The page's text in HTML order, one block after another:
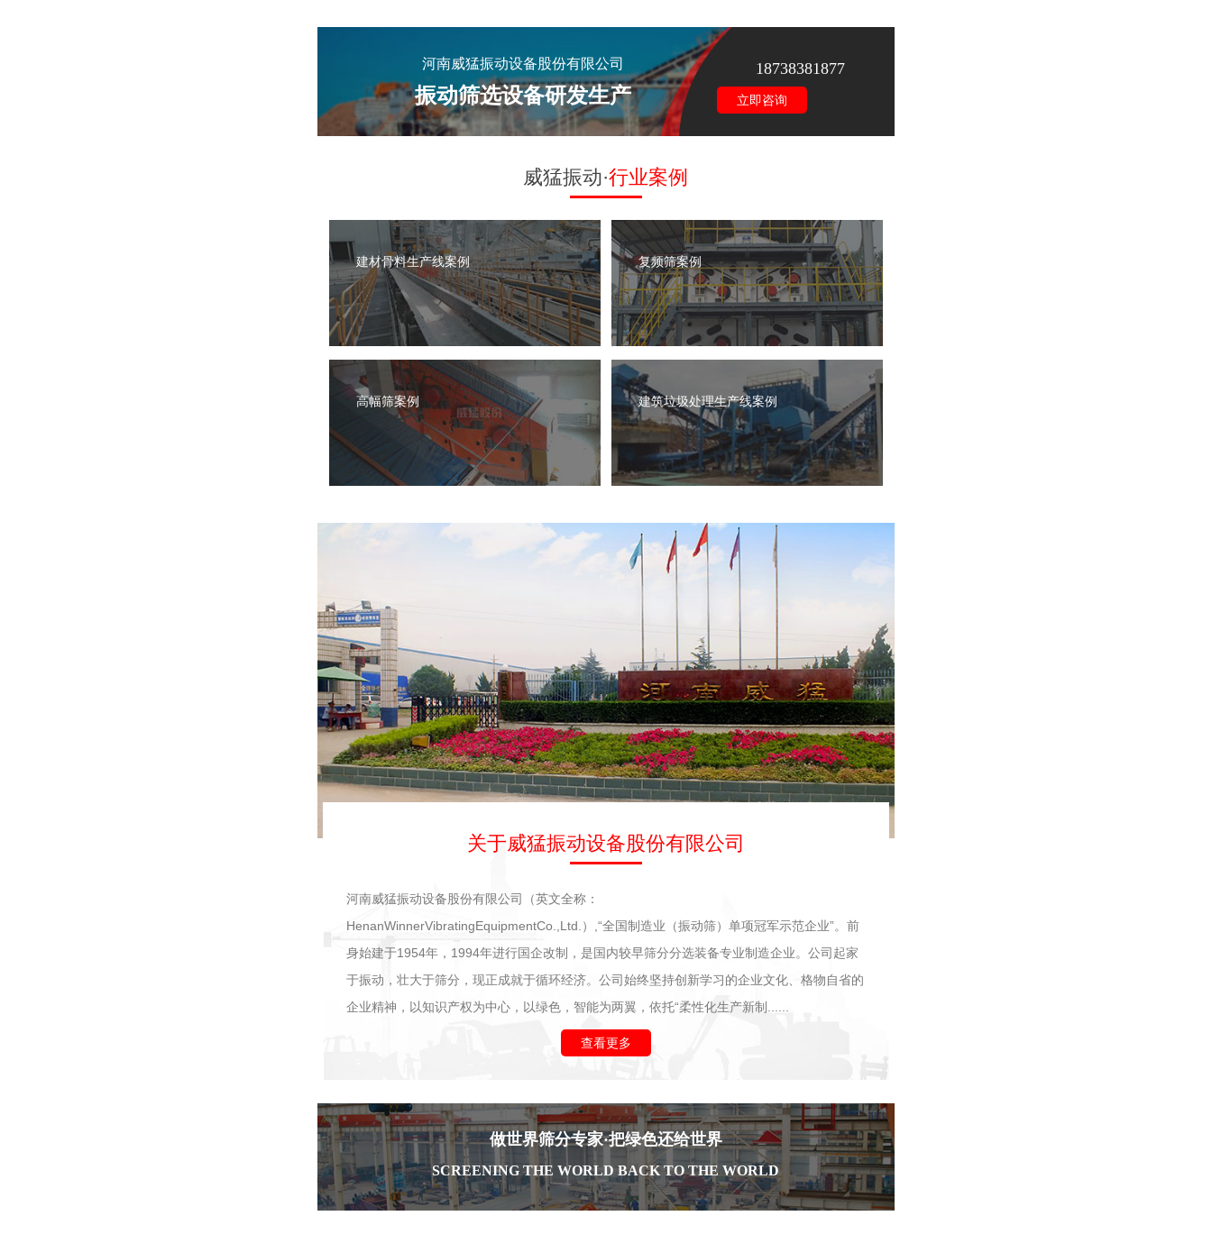
河南威猛振动设备股份有限公司
振动筛选设备研发生产
18738381877
立即咨询
威猛振动·行业案例
建材骨料生产线案例 复频筛案例
高幅筛案例 建筑垃圾处理生产线案例
关于威猛振动设备股份有限公司
河南威猛振动设备股份有限公司（英文全称：
HenanWinnerVibratingEquipmentCo.,Ltd.）,“全国制造业（振动筛）单项冠军示范企业”。前
身始建于1954年，1994年进行国企改制，是国内较早筛分分选装备专业制造企业。公司起家
于振动，壮大于筛分，现正成就于循环经济。公司始终坚持创新学习的企业文化、格物自省的
企业精神，以知识产权为中心，以绿色，智能为两翼，依托“柔性化生产新制......
查看更多
做世界筛分专家·把绿色还给世界
SCREENING THE WORLD BACK TO THE WORLD